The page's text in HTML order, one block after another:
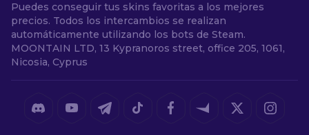
Puedes conseguir tus skins favoritas a los mejores
precios. Todos los intercambios se realizan
automáticamente utilizando los bots de Steam.
MOONTAIN LTD, 13 Kypranoros street, office 205, 1061,
Nicosia, Cyprus